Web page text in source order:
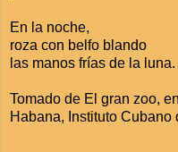
En la noche,
roza con belfo blando
las manos frías de la luna.
Tomado de El gran zoo,
Habana, Instituto Cubano